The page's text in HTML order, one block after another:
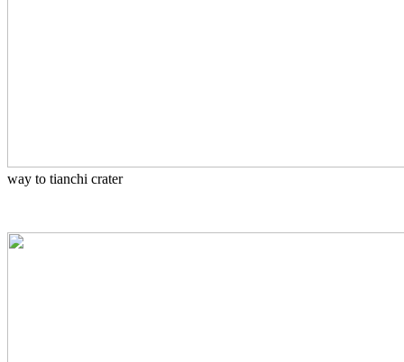
way to tianchi crater